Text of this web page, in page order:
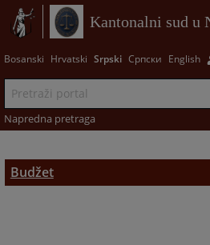
Kantonalni sud u
Bosanski Hrvatski Srpski Српски English
Napredna pretraga
Budžet